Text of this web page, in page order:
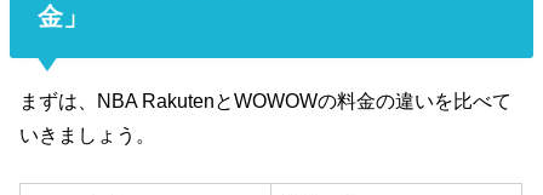
金」
まずは、NBA RakutenとWOWOWの料金の違いを比べて
いきましょう。